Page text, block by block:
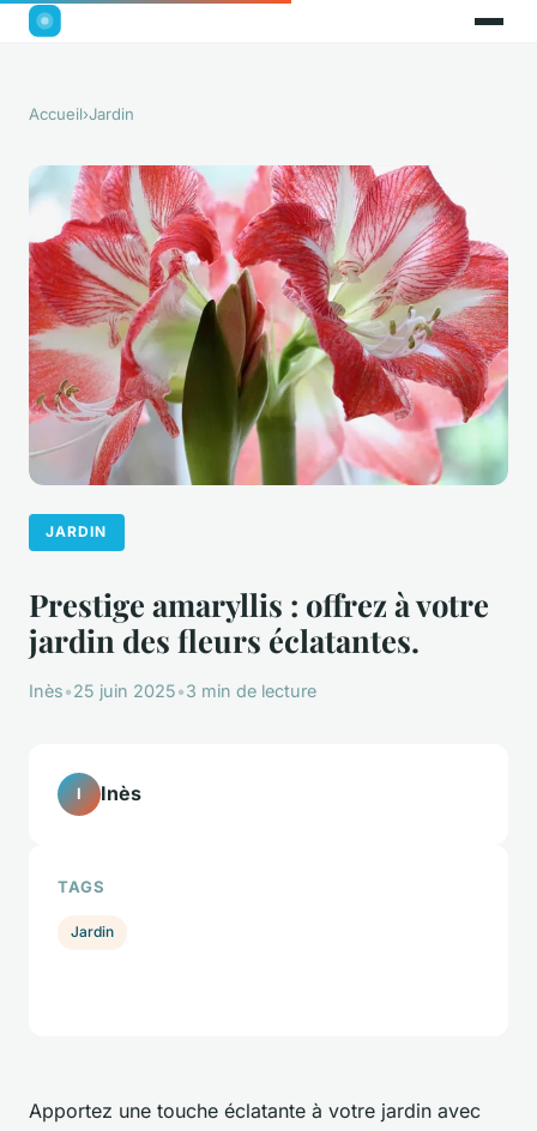
Accueil›Jardin
JARDIN
Prestige amaryllis : offrez à votre
jardin des fleurs éclatantes.
Inès•25 juin 2025•3 min de lecture
Apportez une touche éclatante à votre jardin avec
I Inès
TAGS
Jardin